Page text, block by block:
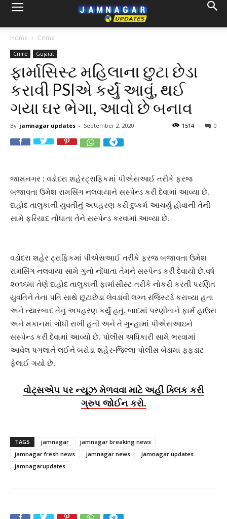
Home Crime
Crime Gujarat
ફાર્માસિસ્ટ મહિલાના છુટા છેડા
કરાવી PSIએ કર્યું આવું, થઈ
ગયા ઘર ભેગા, આવો છે બનાવ
By jamnagar updates - September 2, 2020 0
1514
જામનગર : વડોદરા શહેરટ્રાફિકમાં પીએસઆઈ તરીકે ફરજ
બજાવતા ઉમેશ રામસિંગ નલવાયાને સસ્પેન્ડ કરી દેવામાં આવ્યા છે.
દાહોદ તાલુકાની યુવતીનું અપહરણ કરી દુષ્કર્મ આચર્યું હોવાની તેની
સામે ફરિયાદ નોંધાતા તેને સસ્પેન્ડ કરવામાં આવ્યા છે.
વડોદરા શહેર ટ્રાફિકમાં પીએસઆઈ તરીકે ફરજ બજાવતા ઉમેશ
રામસિંગ નલવાયા સામે ગુનો નોંધાતા તેમને સસ્પેન્ડ કરી દેવાયો છે.વર્ષ
૨૦૧૬માં તેણે દાહોદ તાલુકાની ફાર્માસીસ્ટ તરીકે નોકરી કરતી પરણિત
યુવતિને તેના પતિ સાથે છૂટાછેડા લેવડાવી લગ્ન રજિસ્ટર્ડ કરાવ્યા હતા
અને ત્યારબાદ તેનું અપહરણ કર્યું હતું. બાદમાં પરણીતાને ફાર્મ હાઉસ
અને મકાનમાં ગોંધી રાખી હતી અને તે ગુન્હામાં પીએસઆઇને
સસ્પેન્ડ કરી દેવામાં આવ્યો છે. પોલીસ અધિકારી સામે ભરવામાં
આવેલ પગલાંને લઈને બરોડા શહેર-જિલ્લા પોલીસ બેડામાં ફફડાટ
ફેલાઈ ગયો છે.
વોટ્સએપ પર ન્યૂઝ મેળવવા માટે અહીં ક્લિક કરી
ગ્રુપ જોઈન કરો.
TAGS jamnagar
jamnagar breaking news
jamnagar fresh news
jamnagar news
jamnagar updates
jamnagarupdates